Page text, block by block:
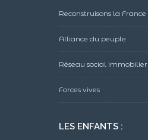
Reconstruisons la France
Alliance du peuple
Réseau social immobilier
Forces vives
LES ENFANTS :